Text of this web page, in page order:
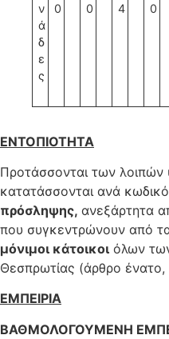
ν
ά
δ
ε
ς
0
0
4
0
ΕΝΤΟΠΙΟΤΗΤΑ
Προτάσσονται των
κατατάσσονται ανά
πρόσληψης, ανεξάρτητα
που συγκεντρώνουν από
μόνιμοι κάτοικοι όλων
Θεσπρωτίας (άρθρο
ΕΜΠΕΙΡΙΑ
ΒΑΘΜΟΛΟΓΟΥΜΕΝΗ